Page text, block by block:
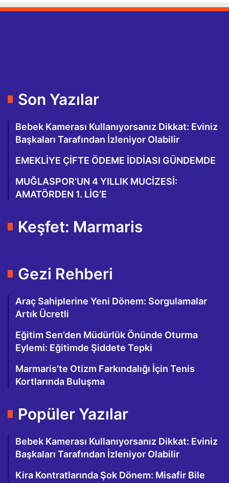
Son Yazılar
Bebek Kamerası Kullanıyorsanız Dikkat: Eviniz
Başkaları Tarafından İzleniyor Olabilir
EMEKLİYE ÇİFTE ÖDEME İDDİASI GÜNDEMDE
MUĞLASPOR’UN 4 YILLIK MUCİZESİ:
AMATÖRDEN 1. LİG’E
Keşfet: Marmaris
Gezi Rehberi
Araç Sahiplerine Yeni Dönem: Sorgulamalar
Artık Ücretli
Eğitim Sen’den Müdürlük Önünde Oturma
Eylemi: Eğitimde Şiddete Tepki
Marmaris’te Otizm Farkındalığı İçin Tenis
Kortlarında Buluşma
Popüler Yazılar
Bebek Kamerası Kullanıyorsanız Dikkat: Eviniz
Başkaları Tarafından İzleniyor Olabilir
Kira Kontratlarında Şok Dönem: Misafir Bile